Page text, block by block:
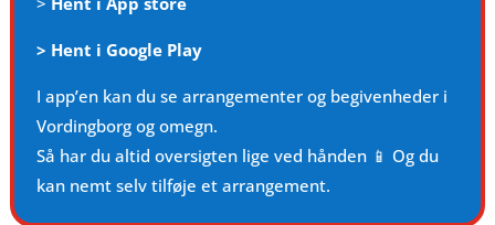
> Hent i Google Play
I app’en kan du se arrangementer og begivenheder i
Vordingborg og omegn.
Så har du altid oversigten lige ved hånden 📱 Og du
kan nemt selv tilføje et arrangement.